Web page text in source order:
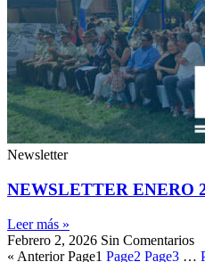
Newsletter
NEWSLETTER ENERO
Leer más »
Febrero 2, 2026 Sin Comentarios
« Anterior Page1 Page2 Page3 …